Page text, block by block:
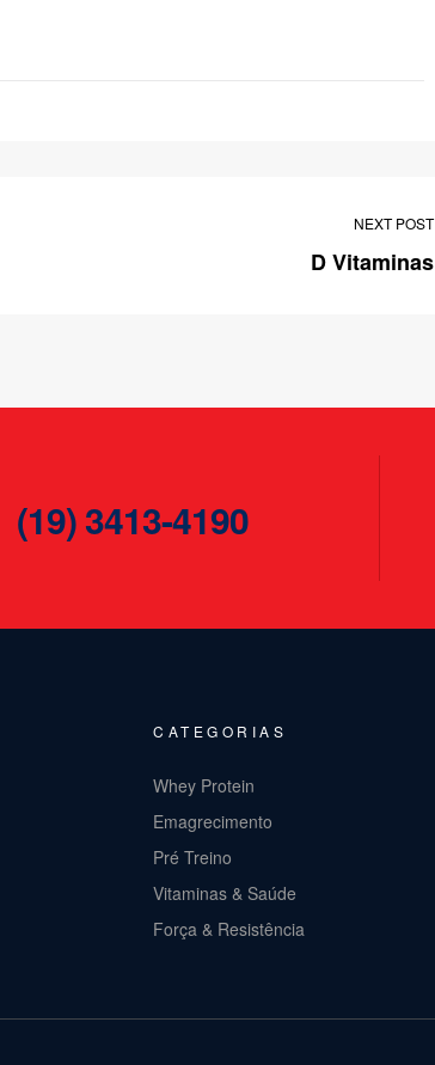
NEXT POST
D Vitaminas
(19) 3413-4190
CATEGORIAS
Whey Protein
Emagrecimento
Pré Treino
Vitaminas & Saúde
Força & Resistência